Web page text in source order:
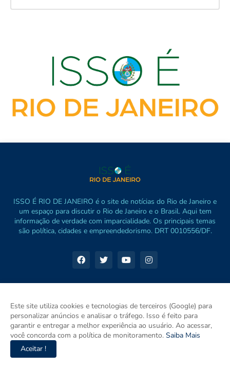
ISSO É RIO DE JANEIRO é o site de notícias do Rio de Janeiro e
um espaço para discutir o Rio de Janeiro e o Brasil. Aqui tem
informação de verdade com imparcialidade. Os principais temas
são política, cidades e empreendedorismo. DRT 0010556/DF.
Este site utiliza cookies e tecnologias de terceiros (Google) para
personalizar anúncios e analisar o tráfego. Isso é feito para
garantir e entregar a melhor experiência ao usuário. Ao acessar,
você concorda com a política de monitoramento. Saiba Mais
Aceitar !